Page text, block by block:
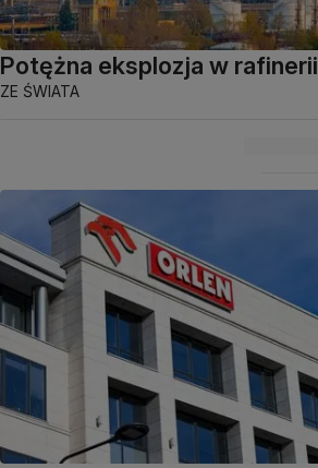
Potężna eksplozja w rafinerii
ZE ŚWIATA